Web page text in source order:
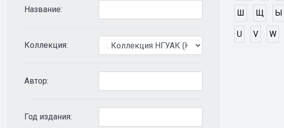
Название:
Коллекция:
Автор:
Год издания:
Ш Щ Ы
U V W